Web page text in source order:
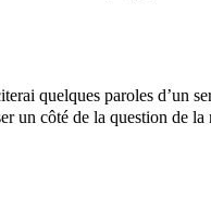
quelques paroles d’un
un côté de la question de